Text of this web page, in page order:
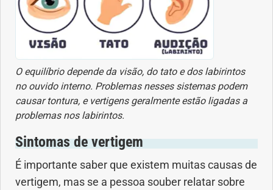
Doenças Respiratórias
Drogas
Emagrecimento
Geral
Gravidez
Imunidade
O equilíbrio depende da visão, do tato e dos labirintos
no ouvido interno. Problemas nesses sistemas podem
causar tontura, e vertigens geralmente estão ligadas a
problemas nos labirintos.
Sintomas de vertigem
É importante saber que existem muitas causas de
vertigem, mas se a pessoa souber relatar sobre